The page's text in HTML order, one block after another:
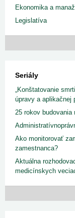
Ekonomika a
Legislatíva
Seriály
„Konštatovanie
úpravy a aplikačnej
25 rokov
Ako monitorovať
zamestnanca?
Aktuálna
medicínskych